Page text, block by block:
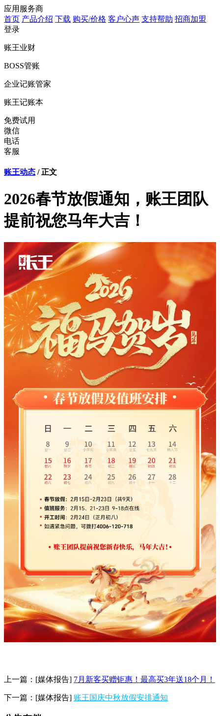
应用服务商
首页 产品介绍 下载 购买/价格 客户心声 支持帮助 招商加盟
登录
账王业财
BOSS管账
企业记账管家
账王记账本
免费试用
微信
电话
客服
账王动态 / 正文
2026春节放假通知，账王团队
提前祝您马年大吉！
上一篇： [媒体报告] 7月新客买赠钜惠！最高买3年送18个月！
下一篇： [媒体报告] 账王国庆中秋放假安排通知